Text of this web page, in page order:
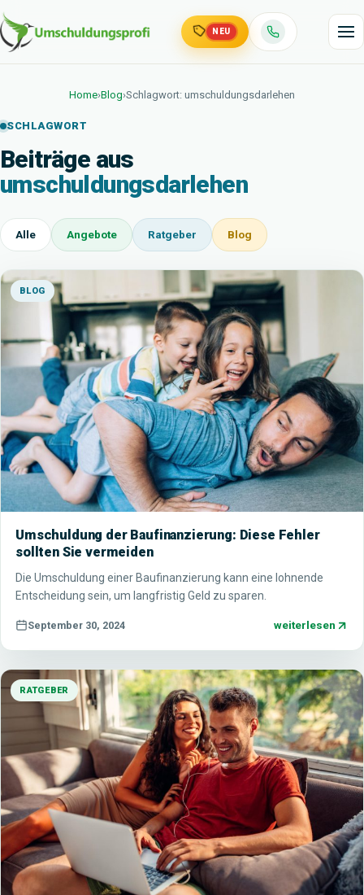
NEU
Home›Blog›Schlagwort: umschuldungsdarlehen
SCHLAGWORT
Beiträge aus
umschuldungsdarlehen
Alle Angebote Ratgeber Blog
BLOG
Umschuldung der Baufinanzierung: Diese Fehler
sollten Sie vermeiden
Die Umschuldung einer Baufinanzierung kann eine lohnende
Entscheidung sein, um langfristig Geld zu sparen.
September 30, 2024 weiterlesen
RATGEBER